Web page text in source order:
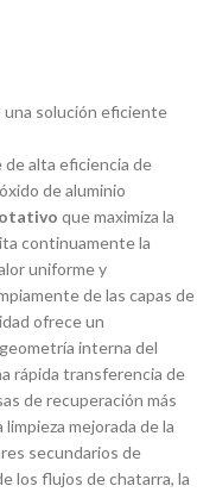
una solución eficiente
de alta eficiencia de
de aluminio
que maximiza la
continuamente la
uniforme y
de las capas de
ofrece un
interna del
rápida transferencia de
de recuperación más
mejorada de la
secundarios de
los flujos de chatarra, la